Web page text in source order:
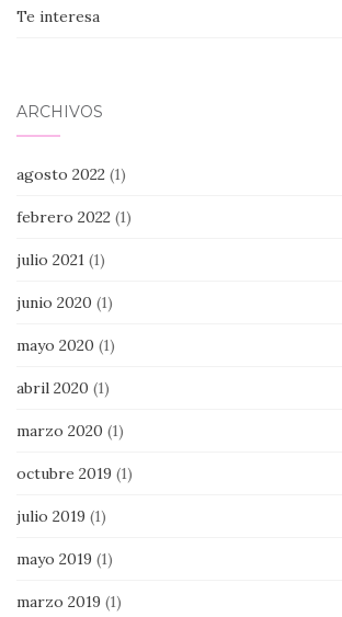
Te interesa
ARCHIVOS
agosto 2022 (1)
febrero 2022 (1)
julio 2021 (1)
junio 2020 (1)
mayo 2020 (1)
abril 2020 (1)
marzo 2020 (1)
octubre 2019 (1)
julio 2019 (1)
mayo 2019 (1)
marzo 2019 (1)